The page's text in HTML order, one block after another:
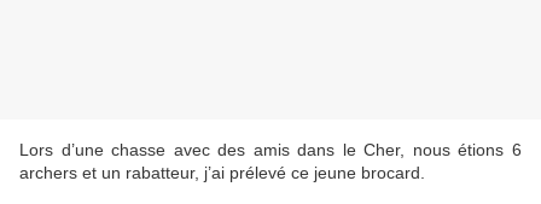
Lors d’une chasse avec des amis dans le Cher, nous étions 6
archers et un rabatteur, j’ai prélevé ce jeune brocard.